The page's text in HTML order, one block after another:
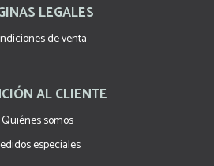
LEGALES
de venta
AL CLIENTE
Quiénes somos
especiales